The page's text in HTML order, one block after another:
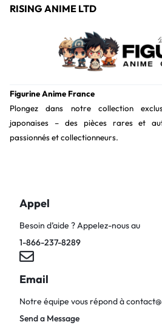
RISING ANIME LTD
Figurine Anime France
Plongez dans notre collection
japonaises – des pièces rares et
passionnés et collectionneurs.
Appel
Besoin d’aide ? Appelez-nous au
1-866-237-8289
Email
Notre équipe vous répond à
Send a Message